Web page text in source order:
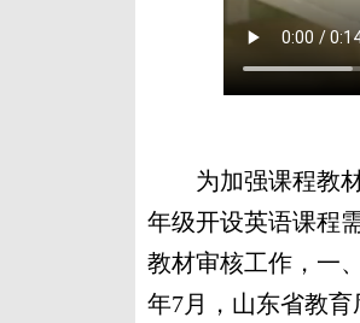
为加强课程教材
年级开设英语课程
教材审核工作，一
年7月，山东省教